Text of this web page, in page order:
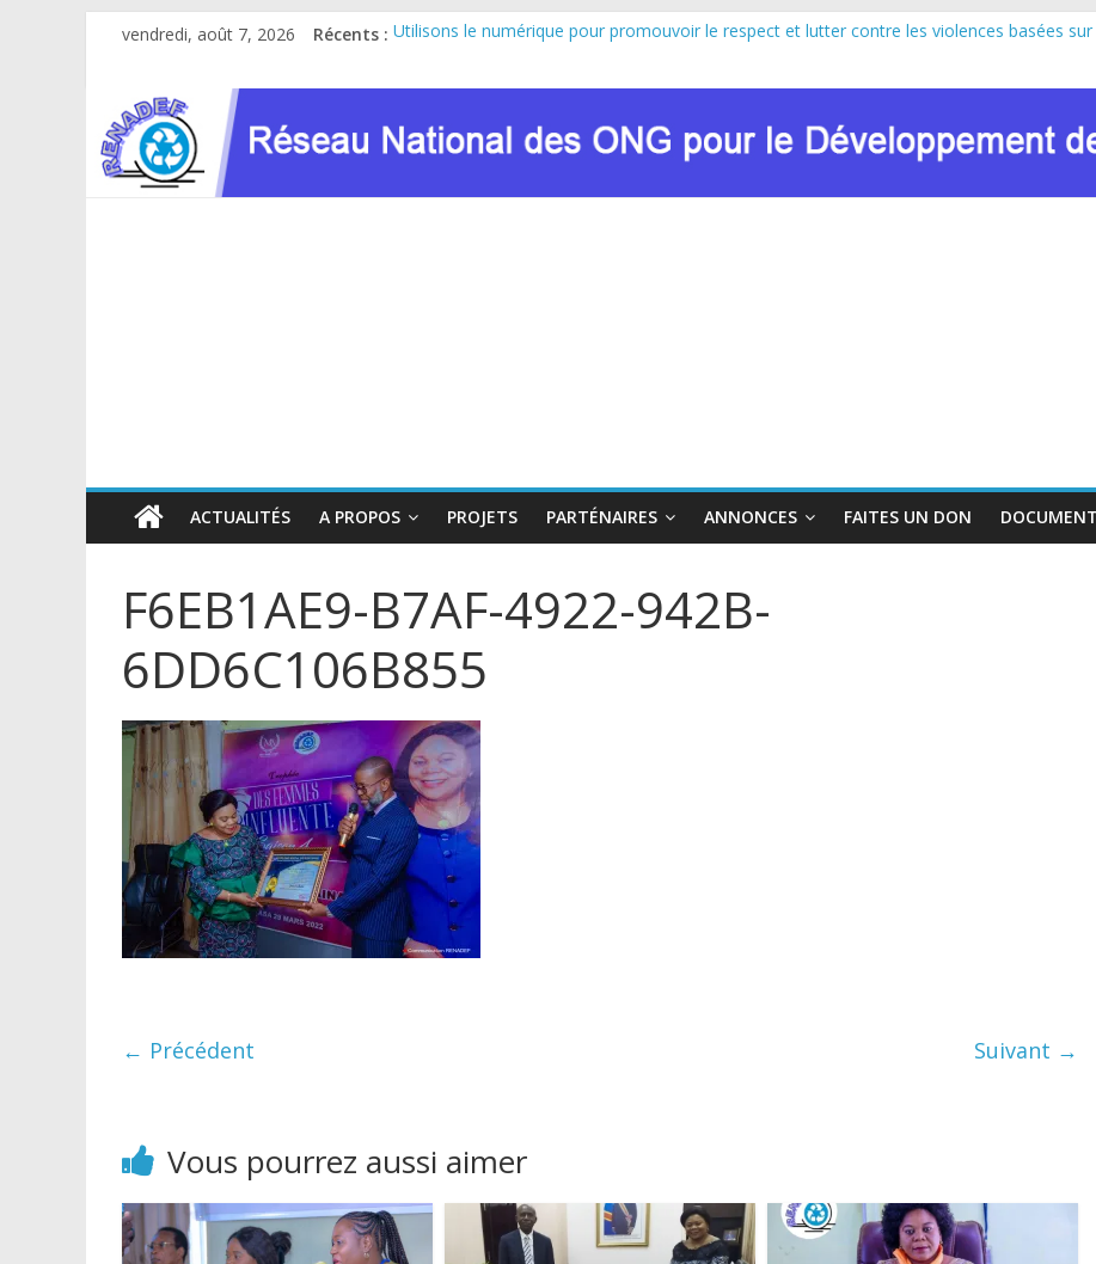
Passervendredi, août 7, 2026 Récents : Utilisons le numérique pour promouvoir le respect et lutter contre les violences basées sur
RDC : Sous l’impulsion de Marie Nyombo Zaina, le CPD et RENADEF renforcent leur
Atelier de consultation sur les approches innovantes de lutte contre les VBG dans le
ACTUALITÉS A PROPOS PROJETS PARTÉNAIRES ANNONCES FAITES UN DON
F6EB1AE9-B7AF-4922-942B-
6DD6C106B855
← Précédent Suivant →
Vous pourrez aussi aimer